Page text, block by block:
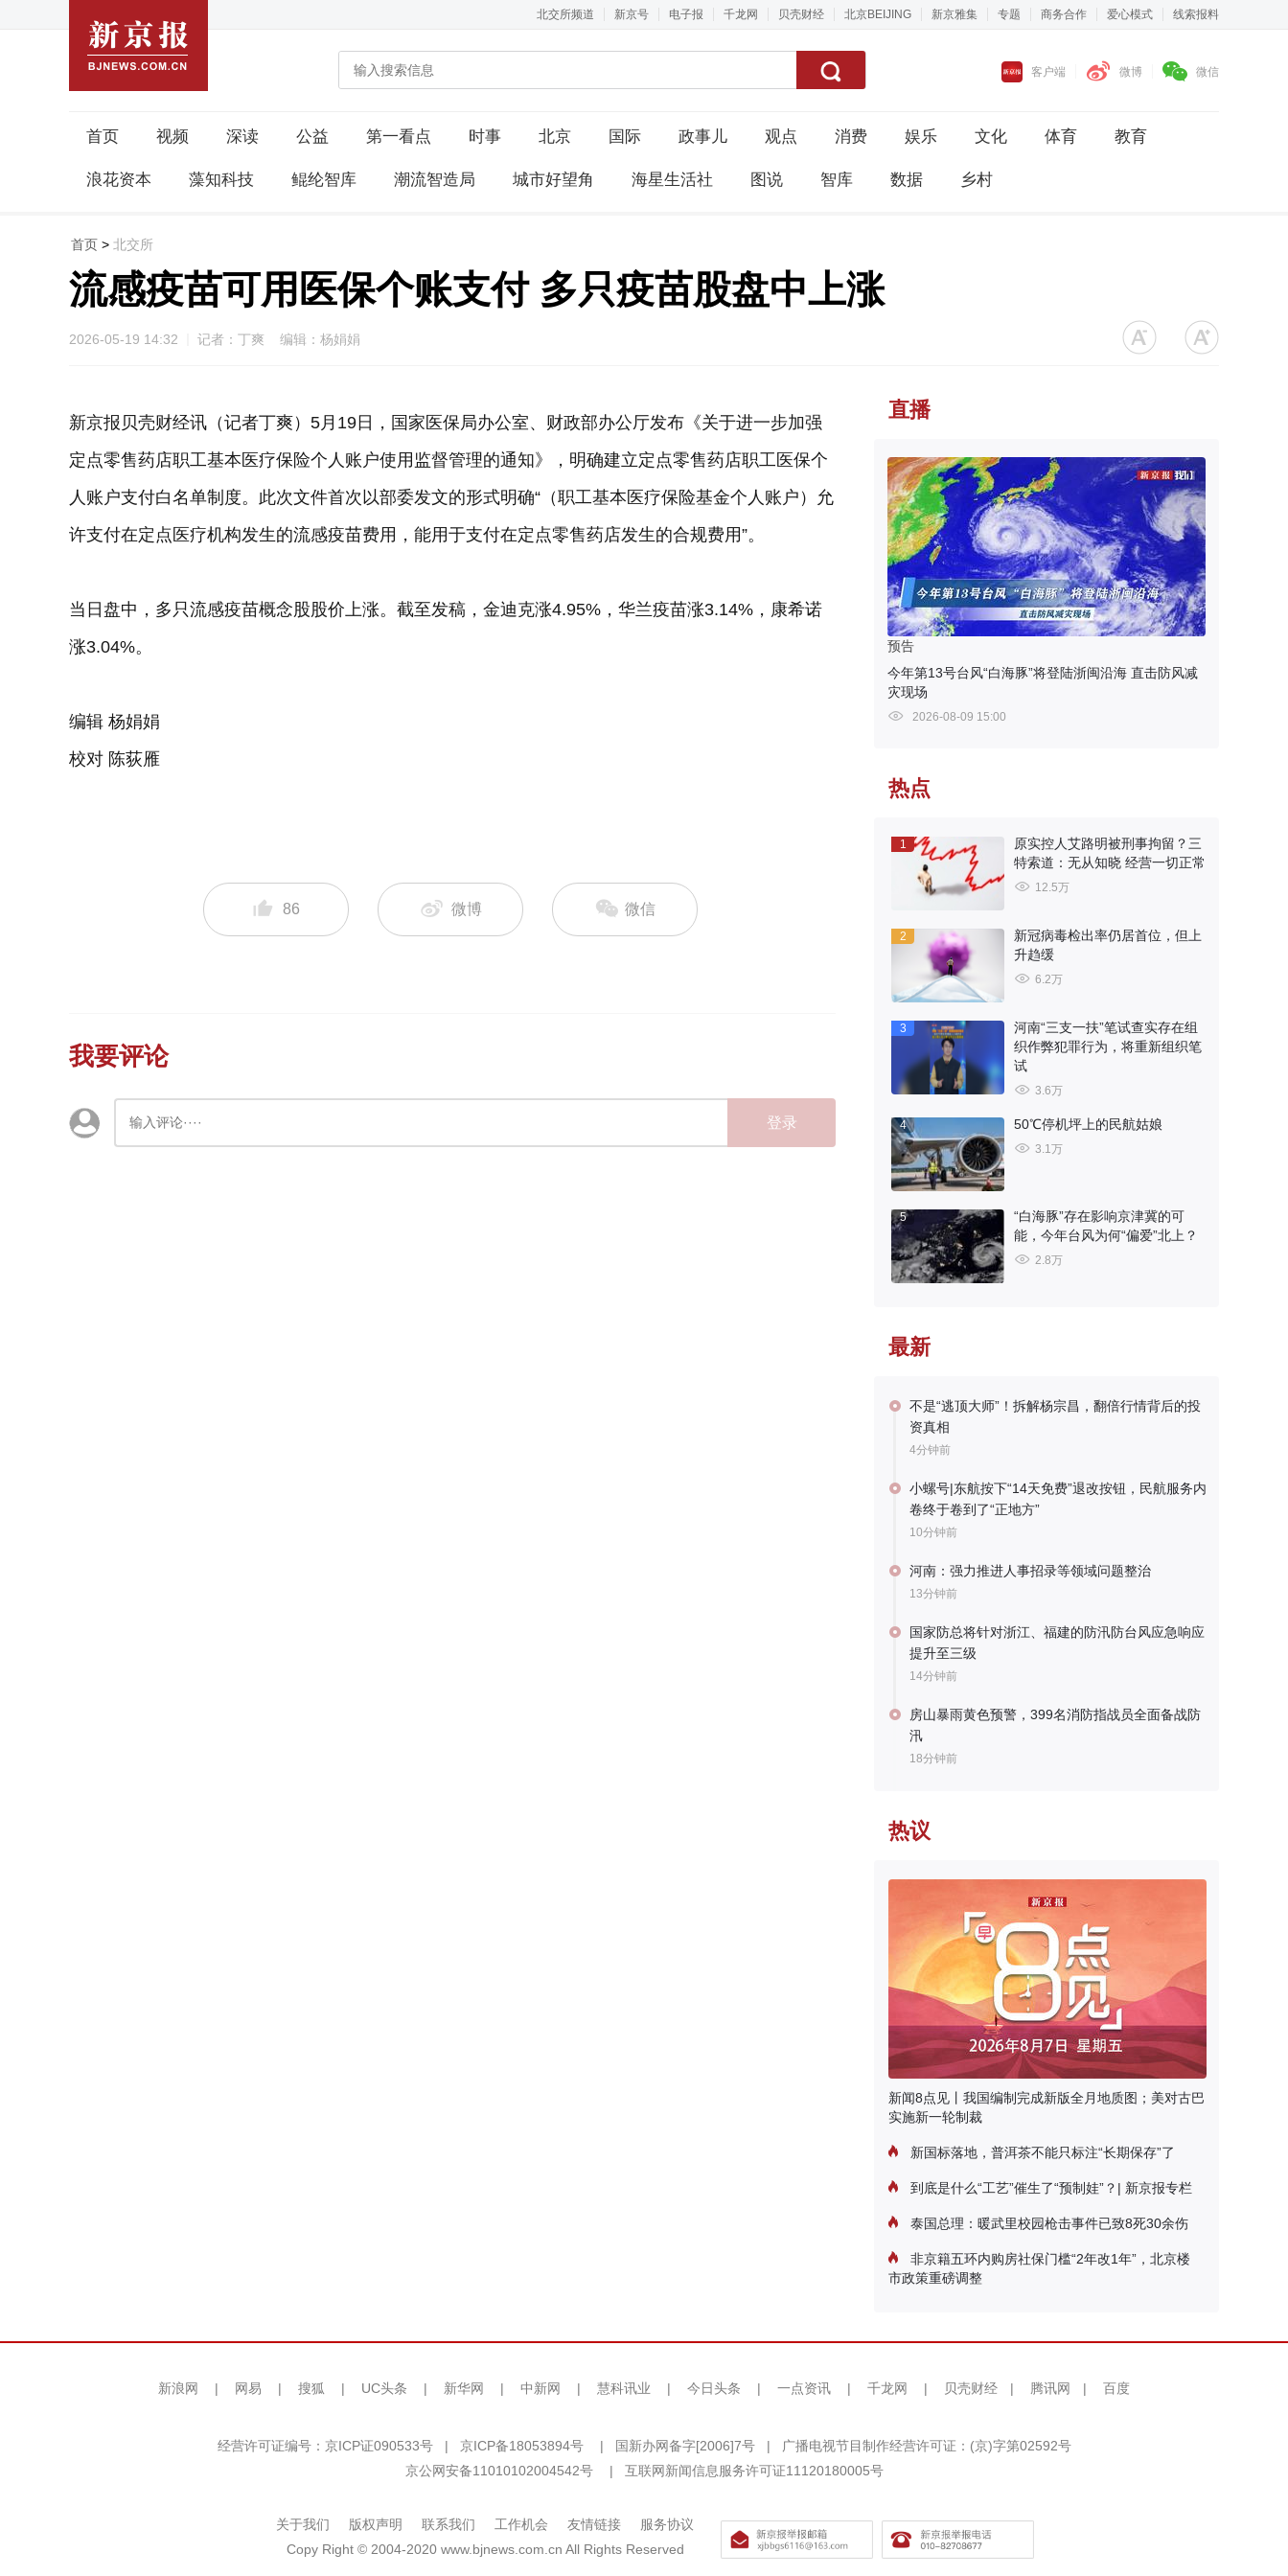
北交所频道 新京号 电子报 千龙网 贝壳财经 北京BEIJING 新京雅集 专题 商务合作 爱心模式 线索报料
客户端 微博 微信
首页 视频 深读 公益 第一看点 时事 北京 国际 政事儿 观点 消费 娱乐 文化 体育 教育
浪花资本 藻知科技 鲲纶智库 潮流智造局 城市好望角 海星生活社 图说 智库 数据 乡村
首页 > 北交所
流感疫苗可用医保个账支付 多只疫苗股盘中上涨
2026-05-19 14:32 记者：丁爽 编辑：杨娟娟
新京报贝壳财经讯（记者丁爽）5月19日，国家医保局办公室、财政部办公厅发布《关于进一步加强
定点零售药店职工基本医疗保险个人账户使用监督管理的通知》，明确建立定点零售药店职工医保个
人账户支付白名单制度。此次文件首次以部委发文的形式明确“（职工基本医疗保险基金个人账户）允
许支付在定点医疗机构发生的流感疫苗费用，能用于支付在定点零售药店发生的合规费用”。
当日盘中，多只流感疫苗概念股股价上涨。截至发稿，金迪克涨4.95%，华兰疫苗涨3.14%，康希诺
涨3.04%。
编辑 杨娟娟
校对 陈荻雁
86 微博 微信
我要评论
登录
直播
预告
今年第13号台风“白海豚”将登陆浙闽沿海 直击防风减
灾现场
2026-08-09 15:00
热点
1
原实控人艾路明被刑事拘留？三
特索道：无从知晓 经营一切正常
12.5万
2
新冠病毒检出率仍居首位，但上
升趋缓
6.2万
3
河南“三支一扶”笔试查实存在组
织作弊犯罪行为，将重新组织笔
试
3.6万
4 50℃停机坪上的民航姑娘
3.1万
5
“白海豚”存在影响京津冀的可
能，今年台风为何“偏爱”北上？
2.8万
最新
不是“逃顶大师”！拆解杨宗昌，翻倍行情背后的投
资真相
4分钟前
小螺号|东航按下“14天免费”退改按钮，民航服务内
卷终于卷到了“正地方”
10分钟前
河南：强力推进人事招录等领域问题整治
13分钟前
国家防总将针对浙江、福建的防汛防台风应急响应
提升至三级
14分钟前
房山暴雨黄色预警，399名消防指战员全面备战防
汛
18分钟前
热议
新闻8点见丨我国编制完成新版全月地质图；美对古巴
实施新一轮制裁
新国标落地，普洱茶不能只标注“长期保存”了
到底是什么“工艺”催生了“预制娃”？| 新京报专栏
泰国总理：暖武里校园枪击事件已致8死30余伤
非京籍五环内购房社保门槛“2年改1年”，北京楼
市政策重磅调整
新浪网 | 网易 | 搜狐 | UC头条 | 新华网 | 中新网 | 慧科讯业 | 今日头条 | 一点资讯 | 千龙网 | 贝壳财经 | 腾讯网 | 百度
经营许可证编号：京ICP证090533号 | 京ICP备18053894号 | 国新办网备字[2006]7号 |
广播电视节目制作经营许可证：(京)字第02592号
京公网安备11010102004542号
| 互联网新闻信息服务许可证11120180005号
关于我们 版权声明 联系我们 工作机会 友情链接
服务协议
Copy Right © 2004-2020 www.bjnews.com.cn All Rights Reserved